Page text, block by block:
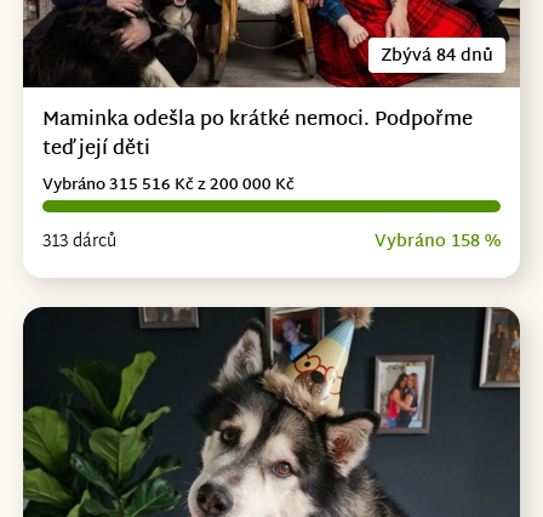
Zbývá 84 dnů
Maminka odešla po krátké nemoci. Podpořme
teď její děti
313 dárců Vybráno 158 %
Vybráno 315 516 Kč z 200 000 Kč